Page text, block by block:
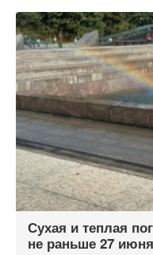
Сухая и теплая
не раньше 27 июня